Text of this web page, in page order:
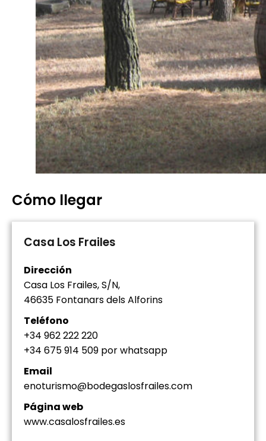
Cómo llegar
Casa Los Frailes
Dirección
Casa Los Frailes, S/N,
46635 Fontanars dels Alforins
Teléfono
+34 962 222 220
+34 675 914 509 por whatsapp
Email
enoturismo@bodegaslosfrailes.com
Página web
www.casalosfrailes.es